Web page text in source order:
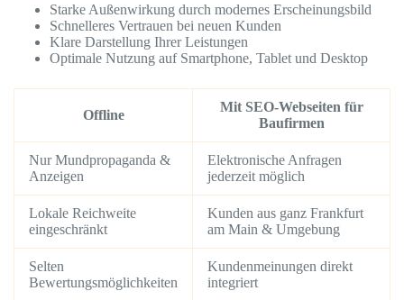
Starke Außenwirkung durch modernes Erscheinungsbild
Schnelleres Vertrauen bei neuen Kunden
Klare Darstellung Ihrer Leistungen
Optimale Nutzung auf Smartphone, Tablet und Desktop
Offline
Mit SEO-Webseiten für
Baufirmen
Nur Mundpropaganda &
Anzeigen
Elektronische Anfragen
jederzeit möglich
Lokale Reichweite
eingeschränkt
Kunden aus ganz Frankfurt
am Main & Umgebung
Selten
Bewertungsmöglichkeiten
Kundenmeinungen direkt
integriert